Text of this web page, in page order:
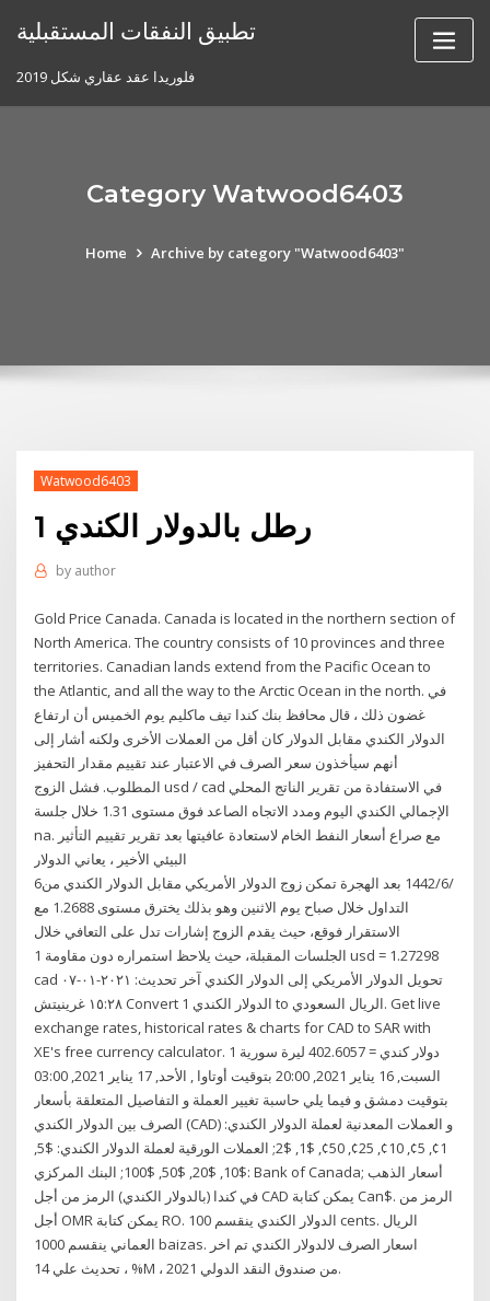
تطبيق النفقات المستقبلية
فلوريدا عقد عقاري شكل 2019
Category Watwood6403
Home Archive by category "Watwood6403"
Watwood6403
1 رطل بالدولار الكندي
by author
Gold Price Canada. Canada is located in the northern section of
North America. The country consists of 10 provinces and three
territories. Canadian lands extend from the Pacific Ocean to
the Atlantic, and all the way to the Arctic Ocean in the north. في
غضون ذلك ، قال محافظ بنك كندا تيف ماكليم يوم الخميس أن ارتفاع
الدولار الكندي مقابل الدولار كان أقل من العملات الأخرى ولكنه أشار إلى
أنهم سيأخذون سعر الصرف في الاعتبار عند تقييم مقدار التحفيز
المطلوب. فشل الزوج usd / cad في الاستفادة من تقرير الناتج المحلي
الإجمالي الكندي اليوم ومدد الاتجاه الصاعد فوق مستوى 1.31 خلال جلسة
na. مع صراع أسعار النفط الخام لاستعادة عافيتها بعد تقرير تقييم التأثير
البيئي الأخير ، يعاني الدولار
6‏‏/6‏‏/1442 بعد الهجرة تمكن زوج الدولار الأمريكي مقابل الدولار الكندي من
التداول خلال صباح يوم الاثنين وهو بذلك يخترق مستوى 1.2688 مع
الاستقرار فوقع، حيث يقدم الزوج إشارات تدل على التعافي خلال
الجلسات المقبلة، حيث يلاحظ استمراره دون مقاومة 1 usd = 1.27298
cad تحويل الدولار الأمريكي إلى الدولار الكندي آخر تحديث: ٢٠٢١-٠١-٠٧
١٥:٢٨ غرينيتش Convert 1 الدولار الكندي to الريال السعودي. Get live
exchange rates, historical rates & charts for CAD to SAR with
XE's free currency calculator. 1 دولار كندي = 402.6057 ليرة سورية
السبت, 16 يناير 2021, 20:00 بتوقيت أوتاوا , الأحد, 17 يناير 2021, 03:00
بتوقيت دمشق و فيما يلي حاسبة تغيير العملة و التفاصيل المتعلقة بأسعار
الصرف بين الدولار الكندي (CAD) و العملات المعدنية لعملة الدولار الكندي:
1¢, 5¢, 10¢, 25¢, 50¢, $1, $2; العملات الورقية لعملة الدولار الكندي: $5,
$10, $20, $50, $100; البنك المركزي: Bank of Canada; أسعار الذهب
في كندا (بالدولار الكندي) الرمز من أجل CAD يمكن كتابة Can$. الرمز من
أجل OMR يمكن كتابة RO. الدولار الكندي ينقسم 100 cents. الريال
العماني ينقسم 1000 baizas. اسعار الصرف لالدولار الكندي تم اخر
تحديث علي 14 ، %M ، 2021 من صندوق النقد الدولي.